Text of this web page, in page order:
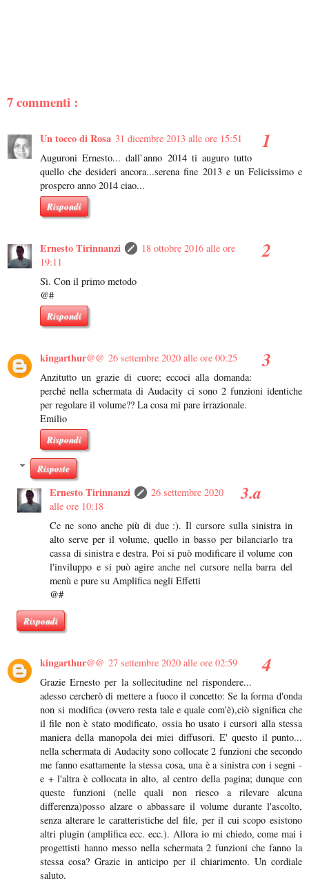
7 commenti :
Un tocco di Rosa 31 dicembre 2013 alle ore 15:51
Auguroni Ernesto... dall`anno 2014 ti auguro tutto
quello che desideri ancora...serena fine 2013 e un Felicissimo e
prospero anno 2014 ciao...
Rispondi
Ernesto Tirinnanzi
18 ottobre 2016 alle ore
19:11
Sì. Con il primo metodo
@#
Rispondi
kingarthur@@ 26 settembre 2020 alle ore 00:25
Anzitutto un grazie di cuore; eccoci alla domanda:
perché nella schermata di Audacity ci sono 2 funzioni identiche
per regolare il volume?? La cosa mi pare irrazionale.
Emilio
Rispondi
Risposte
Ernesto Tirinnanzi
26 settembre 2020
alle ore 10:18
Ce ne sono anche più di due :). Il cursore sulla sinistra in
alto serve per il volume, quello in basso per bilanciarlo tra
cassa di sinistra e destra. Poi si può modificare il volume con
l'inviluppo e si può agire anche nel cursore nella barra del
menù e pure su Amplifica negli Effetti
@#
Rispondi
kingarthur@@ 27 settembre 2020 alle ore 02:59
Grazie Ernesto per la sollecitudine nel rispondere...
adesso cercherò di mettere a fuoco il concetto: Se la forma d'onda
non si modifica (ovvero resta tale e quale com'è),ciò significa che
il file non è stato modificato, ossia ho usato i cursori alla stessa
maniera della manopola dei miei diffusori. E' questo il punto...
nella schermata di Audacity sono collocate 2 funzioni che secondo
me fanno esattamente la stessa cosa, una è a sinistra con i segni -
e + l'altra è collocata in alto, al centro della pagina; dunque con
queste funzioni (nelle quali non riesco a rilevare alcuna
differenza)posso alzare o abbassare il volume durante l'ascolto,
senza alterare le caratteristiche del file, per il cui scopo esistono
altri plugin (amplifica ecc. ecc.). Allora io mi chiedo, come mai i
progettisti hanno messo nella schermata 2 funzioni che fanno la
stessa cosa? Grazie in anticipo per il chiarimento. Un cordiale
saluto.